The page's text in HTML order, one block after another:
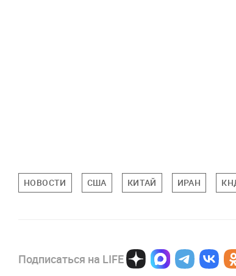
НОВОСТИ США КИТАЙ ИРАН
Подписаться на LIFE